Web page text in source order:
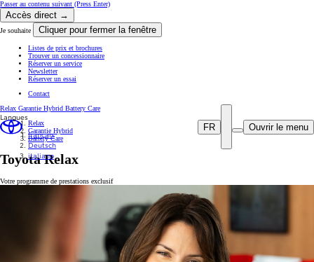
Passer au contenu suivant (Press Enter)
Accès direct →
Je souhaite Cliquer pour fermer la fenêtre
Listes de prix et brochures
Trouver un concessionnaire
Réserver un service
Newsletter
Réserver un essai
Contact
FR
Langues
français
Deutsch
italiano
Ouvrir le menu
Relax Garantie Hybrid Battery Care
Relax
Garantie Hybrid
Battery Care
Toyota Relax
Votre programme de prestations exclusif